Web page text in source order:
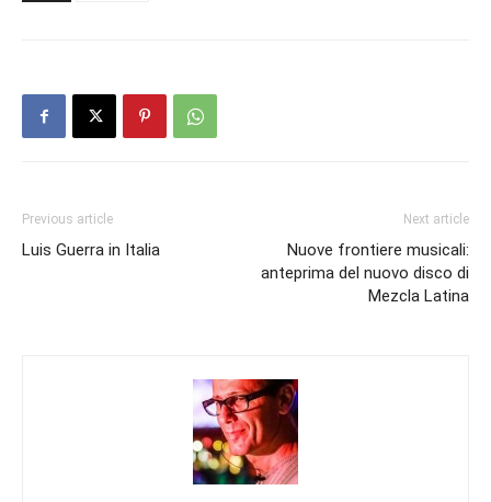
Previous article
Luis Guerra in Italia
Next article
Nuove frontiere musicali:
anteprima del nuovo disco di
Mezcla Latina